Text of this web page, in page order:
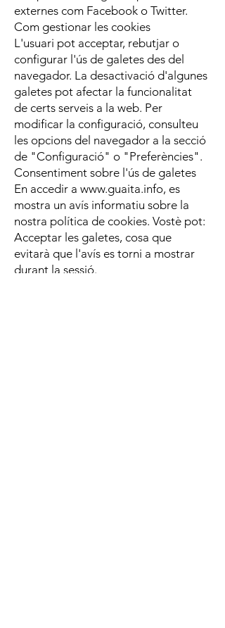
externes com Facebook o Twitter.
Com gestionar les cookies
L'usuari pot acceptar, rebutjar o
configurar l'ús de galetes des del
navegador. La desactivació d'algunes
galetes pot afectar la funcionalitat
de certs serveis a la web. Per
modificar la configuració, consulteu
les opcions del navegador a la secció
de "Configuració" o "Preferències".
Consentiment sobre l'ús de galetes
En accedir a www.guaita.info, es
mostra un avís informatiu sobre la
nostra política de cookies. Vostè pot:
Acceptar les galetes, cosa que
evitarà que l'avís es torni a mostrar
durant la sessió.